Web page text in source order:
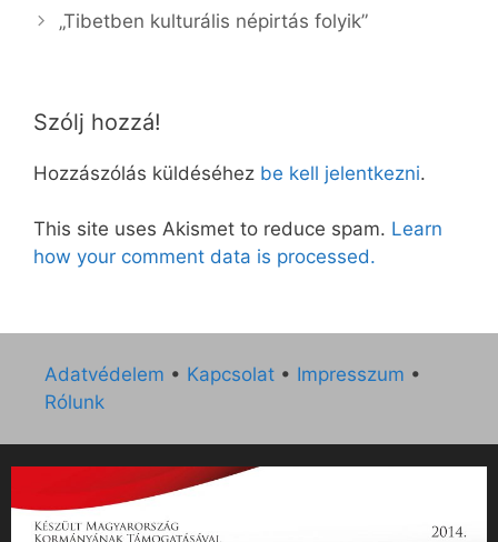
„Tibetben kulturális népirtás folyik”
Szólj hozzá!
Hozzászólás küldéséhez be kell jelentkezni.
This site uses Akismet to reduce spam. Learn
how your comment data is processed.
Adatvédelem • Kapcsolat • Impresszum •
Rólunk